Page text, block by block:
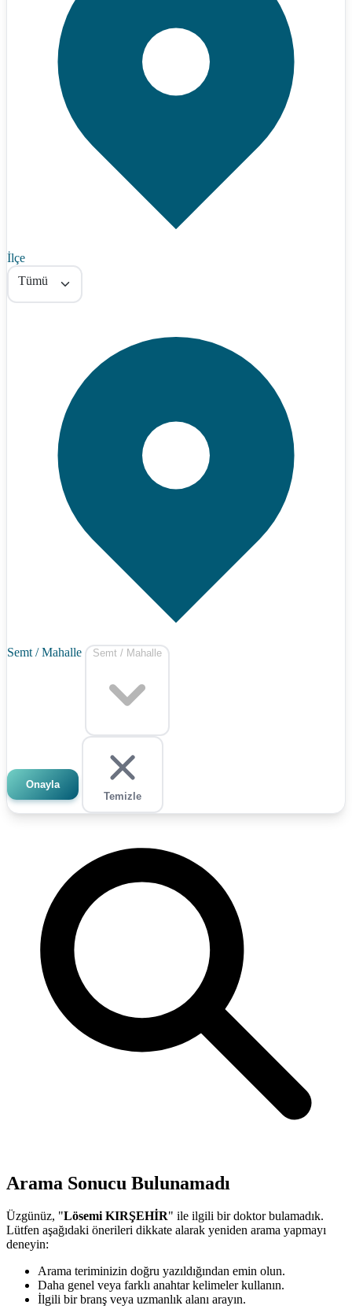
İlçe
Tümü
Semt / Mahalle Semt / Mahalle
Onayla
Temizle
Arama Sonucu Bulunamadı
Üzgünüz, "Lösemi KIRŞEHİR" ile ilgili bir doktor bulamadık.
Lütfen aşağıdaki önerileri dikkate alarak yeniden arama yapmayı
deneyin:
Arama teriminizin doğru yazıldığından emin olun.
Daha genel veya farklı anahtar kelimeler kullanın.
İlgili bir branş veya uzmanlık alanı arayın.